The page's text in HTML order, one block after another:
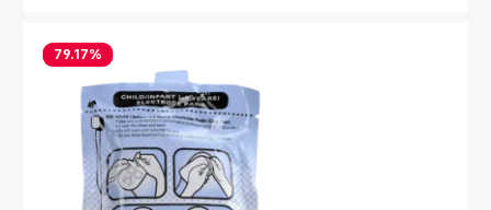
79.17%